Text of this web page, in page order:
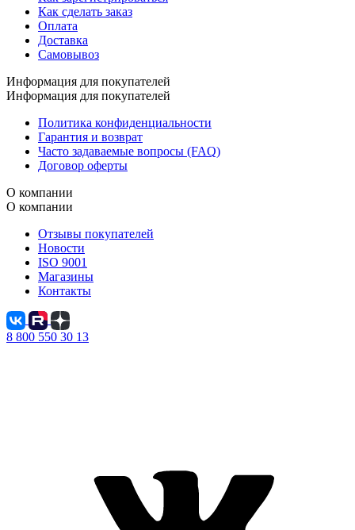
Как сделать заказ
Оплата
Доставка
Самовывоз
Информация для покупателей
Информация для покупателей
Политика конфиденциальности
Гарантия и возврат
Часто задаваемые вопросы (FAQ)
Договор оферты
О компании
О компании
Отзывы покупателей
Новости
ISO 9001
Магазины
Контакты
8 800 550 30 13